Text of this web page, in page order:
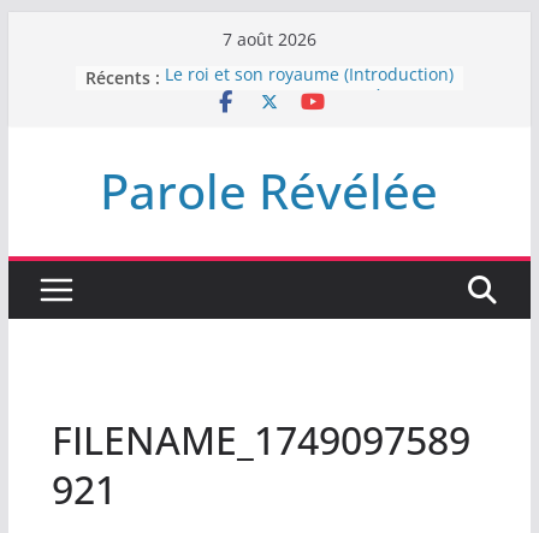
7 août 2026
Récents : Le roi et son royaume (Introduction)
DEMEUREZ DANS LA LUMIÈRE
LABAN
L’INTERVENTION DE DIEU
Parole Révélée
FILENAME_1749097589
921